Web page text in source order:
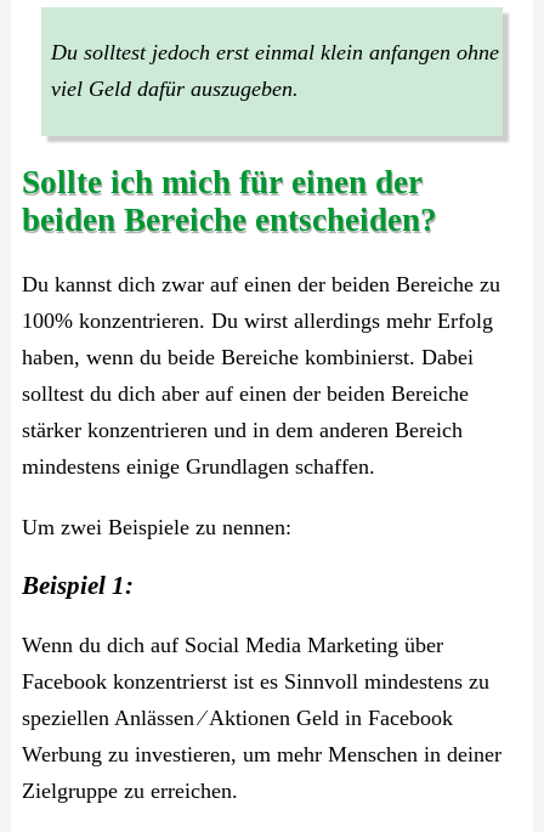
Du solltest jedoch erst einmal klein anfangen ohne
viel Geld dafür auszugeben.
Sollte ich mich für einen der
beiden Bereiche entscheiden?
Du kannst dich zwar auf einen der beiden Bereiche zu
100% konzentrieren. Du wirst allerdings mehr Erfolg
haben, wenn du beide Bereiche kombinierst. Dabei
solltest du dich aber auf einen der beiden Bereiche
stärker konzentrieren und in dem anderen Bereich
mindestens einige Grundlagen schaffen.
Um zwei Beispiele zu nennen:
Beispiel 1:
Wenn du dich auf Social Media Marketing über
Facebook konzentrierst ist es Sinnvoll mindestens zu
speziellen Anlässen ⁄ Aktionen Geld in Facebook
Werbung zu investieren, um mehr Menschen in deiner
Zielgruppe zu erreichen.